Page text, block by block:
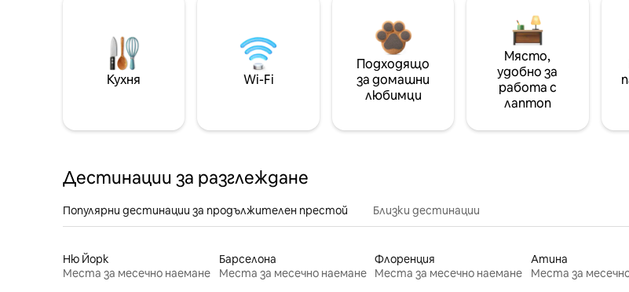
Кухня Wi-Fi
Подходящо
за домашни
любимци
Място,
удобно за
работа с
лаптоп
Дестинации за разглеждане
Популярни дестинации за продължителен престой Близки дестинации
Ню Йорк
Места за месечно наемане
Барселона
Места за месечно наемане
Флоренция
Места за месечно наемане
Атина
Места за